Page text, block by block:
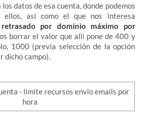
datos de esa cuenta, donde podemos
ellos, así como el que nos interesa
por dominio máximo por
borrar el valor que allí pone de 400 y
1000 (previa selección de la opción
campo).